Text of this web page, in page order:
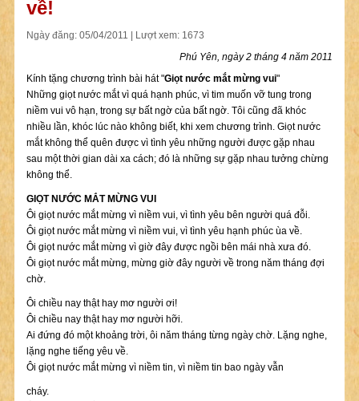
về!
Ngày đăng: 05/04/2011 | Lượt xem: 1673
Phú Yên, ngày 2 tháng 4 năm 2011
Kính tặng chương trình bài hát "Giọt nước mắt mừng vui"
Những giọt nước mắt vì quá hạnh phúc, vì tim muốn vỡ tung trong
niềm vui vô hạn, trong sự bất ngờ của bất ngờ. Tôi cũng đã khóc
nhiều lần, khóc lúc nào không biết, khi xem chương trình. Giọt nước
mắt không thể quên được vì tình yêu những người được gặp nhau
sau một thời gian dài xa cách; đó là những sự gặp nhau tưởng chừng
không thể.
GIỌT NƯỚC MẮT MỪNG VUI
Ôi giọt nước mắt mừng vì niềm vui, vì tình yêu bên người quá đỗi.
Ôi giọt nước mắt mừng vì niềm vui, vì tình yêu hạnh phúc ùa về.
Ôi giọt nước mắt mừng vì giờ đây được ngồi bên mái nhà xưa đó.
Ôi giọt nước mắt mừng, mừng giờ đây người về trong năm tháng đợi
chờ.
Ôi chiều nay thật hay mơ người ơi!
Ôi chiều nay thật hay mơ người hỡi.
Ai đứng đó một khoảng trời, ôi năm tháng từng ngày chờ. Lặng nghe,
lặng nghe tiếng yêu về.
Ôi giọt nước mắt mừng vì niềm tin, vì niềm tin bao ngày vẫn
cháy.